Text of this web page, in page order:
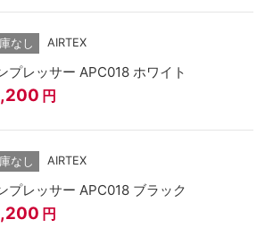
なし AIRTEX
プレッサー APC018 ホワイト
円
なし AIRTEX
プレッサー APC018 ブラック
円